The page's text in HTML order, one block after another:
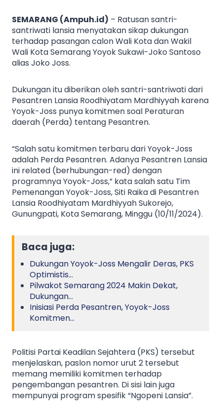
SEMARANG (Ampuh.id) – Ratusan santri-
santriwati lansia menyatakan sikap dukungan
terhadap pasangan calon Wali Kota dan Wakil
Wali Kota Semarang Yoyok Sukawi-Joko Santoso
alias Joko Joss.
Dukungan itu diberikan oleh santri-santriwati dari
Pesantren Lansia Roodhiyatam Mardhiyyah karena
Yoyok-Joss punya komitmen soal Peraturan
daerah (Perda) tentang Pesantren.
“Salah satu komitmen terbaru dari Yoyok-Joss
adalah Perda Pesantren. Adanya Pesantren Lansia
ini related (berhubungan-red) dengan
programnya Yoyok-Joss,” kata salah satu Tim
Pemenangan Yoyok-Joss, Siti Raika di Pesantren
Lansia Roodhiyatam Mardhiyyah Sukorejo,
Gunungpati, Kota Semarang, Minggu (10/11/2024).
Baca juga:
Dukungan Yoyok-Joss Mengalir Deras, PKS
Optimistis…
Pilwakot Semarang 2024 Makin Dekat,
Dukungan…
Inisiasi Perda Pesantren, Yoyok-Joss
Komitmen…
Politisi Partai Keadilan Sejahtera (PKS) tersebut
menjelaskan, paslon nomor urut 2 tersebut
memang memiliki komitmen terhadap
pengembangan pesantren. Di sisi lain juga
mempunyai program spesifik “Ngopeni Lansia”.